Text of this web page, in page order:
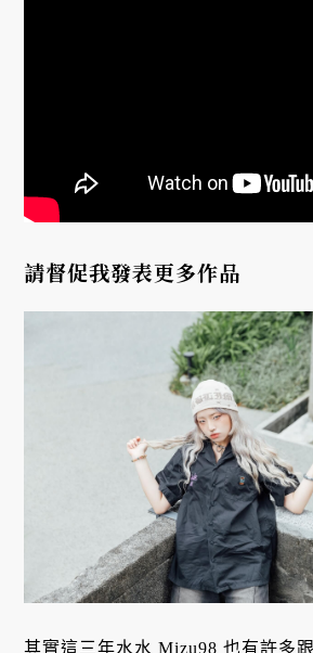
請督促我發表更多作品
其實這三年水水 Mizu98 也有許多